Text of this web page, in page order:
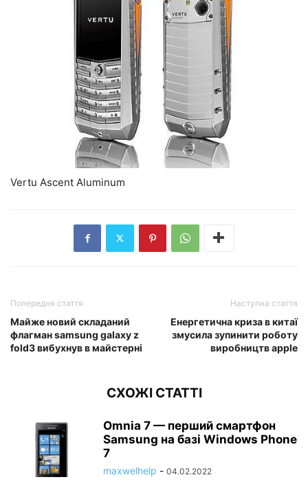
Vertu Ascent Aluminum
Попередня стаття
Майже новий складаний
флагман samsung galaxy z
fold3 вибухнув в майстерні
Наступна стаття
Енергетична криза в китаї
змусила зупинити роботу
виробництв apple
СХОЖІ СТАТТІ
Omnia 7 — перший смартфон
Samsung на базі Windows Phone
7
maxwelhelp - 04.02.2022